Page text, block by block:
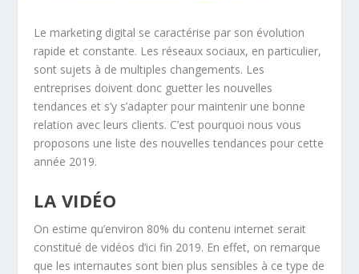
Le marketing digital se caractérise par son évolution
rapide et constante. Les réseaux sociaux, en particulier,
sont sujets à de multiples changements. Les
entreprises doivent donc guetter les nouvelles
tendances et s’y s’adapter pour maintenir une bonne
relation avec leurs clients. C’est pourquoi nous vous
proposons une liste des nouvelles tendances pour cette
année 2019.
LA VIDÉO
On estime qu’environ 80% du contenu internet serait
constitué de vidéos d’ici fin 2019. En effet, on remarque
que les internautes sont bien plus sensibles à ce type de